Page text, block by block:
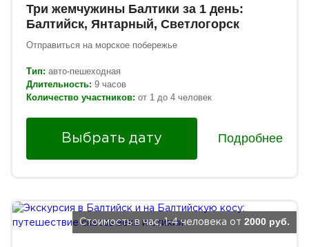
Три жемчужины Балтики за 1 день:
Балтийск, Янтарный, Светлогорск
Отправиться на морское побережье
Тип: авто-пешеходная
Длительность: 9 часов
Количество участников: от 1 до 4 человек
Выбрать дату Подробнее
Стоимость в час, 1-4 человека от 2000 руб.